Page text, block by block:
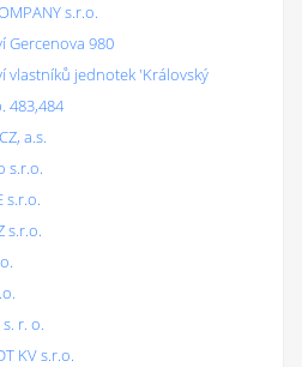
s.r.o.
Gercenova 980
vlastníků jednotek 'Královský
483,484
a.s.
s.r.o.
s.r.o.
s.r.o.
s. r. o.
KV s.r.o.